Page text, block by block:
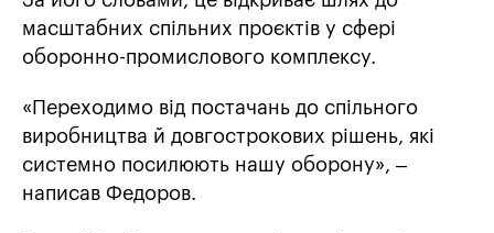
масштабних спільних проєктів у сфері
оборонно-промислового комплексу.
«Переходимо від постачань до спільного
виробництва й довгострокових рішень, які
системно посилюють нашу оборону», –
написав Федоров.